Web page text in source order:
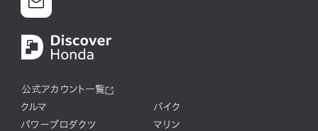
公式アカウント一覧
クルマ
バイク
パワープロダクツ
マリン